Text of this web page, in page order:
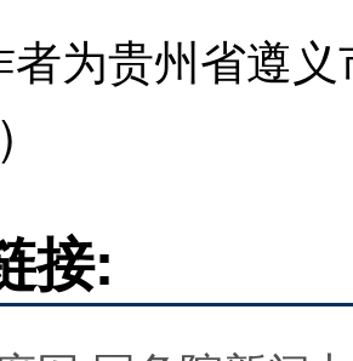
贵州省遵义
接: